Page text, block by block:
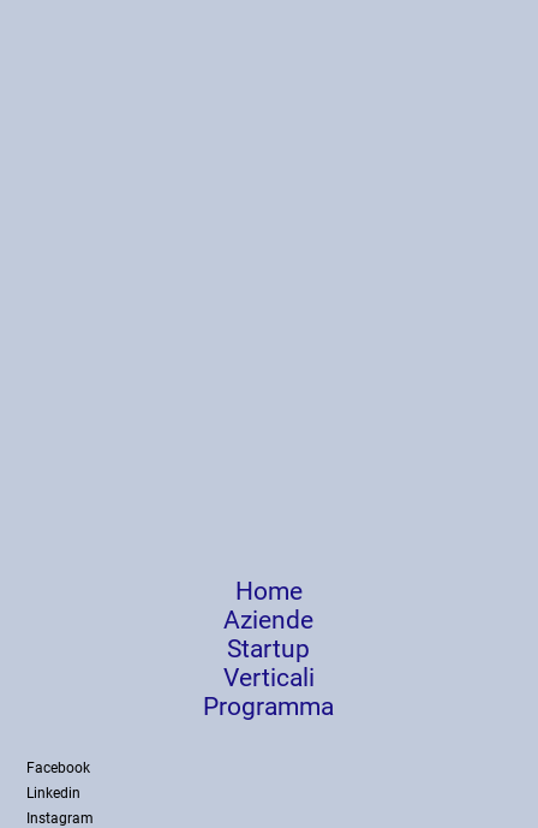
Home
Aziende
Startup
Verticali
Programma
Facebook
Linkedin
Instagram